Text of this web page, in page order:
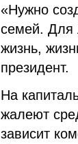
«Нужно
семей. Для
жизнь,
президент.
На
жалеют
зависит